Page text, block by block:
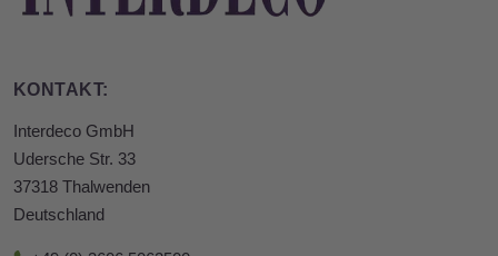
KONTAKT:
Interdeco GmbH
Udersche Str. 33
37318 Thalwenden
Deutschland